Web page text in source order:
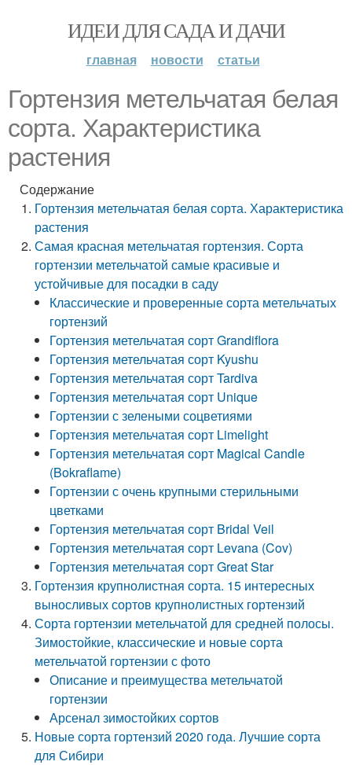
ИДЕИ ДЛЯ САДА И ДАЧИ
главная новости статьи
Гортензия метельчатая белая
сорта. Характеристика
растения
Содержание
Гортензия метельчатая белая сорта. Характеристика
растения
Самая красная метельчатая гортензия. Сорта
гортензии метельчатой самые красивые и
устойчивые для посадки в саду
Классические и проверенные сорта метельчатых
гортензий
Гортензия метельчатая сорт Grandiflora
Гортензия метельчатая сорт Kyushu
Гортензия метельчатая сорт Tardiva
Гортензия метельчатая сорт Unique
Гортензии с зелеными соцветиями
Гортензия метельчатая сорт Limelight
Гортензия метельчатая сорт Magical Candle
(Bokraflame)
Гортензии с очень крупными стерильными
цветками
Гортензия метельчатая сорт Bridal Veil
Гортензия метельчатая сорт Levana (Cov)
Гортензия метельчатая сорт Great Star
Гортензия крупнолистная сорта. 15 интересных
выносливых сортов крупнолистных гортензий
Сорта гортензии метельчатой для средней полосы.
Зимостойкие, классические и новые сорта
метельчатой гортензии с фото
Описание и преимущества метельчатой
гортензии
Арсенал зимостойких сортов
Новые сорта гортензий 2020 года. Лучшие сорта
для Сибири